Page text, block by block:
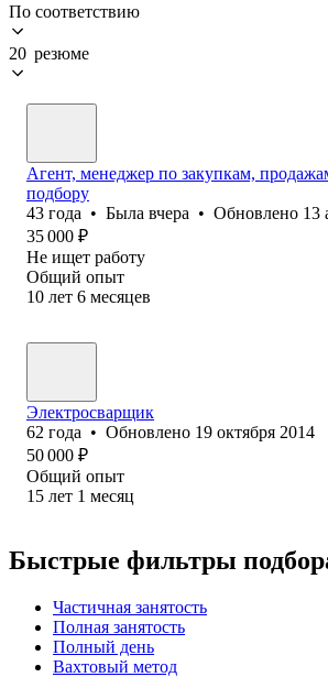
По соответствию
20 резюме
Агент, менеджер по закупкам,
подбору
43 года • Была вчера • Обновлено 13
35 000 ₽
Не ищет работу
Общий опыт
10 лет 6 месяцев
Электросварщик
62 года • Обновлено 19 октября 2014
50 000 ₽
Общий опыт
15 лет 1 месяц
Быстрые фильтры
Частичная занятость
Полная занятость
Полный день
Вахтовый метод